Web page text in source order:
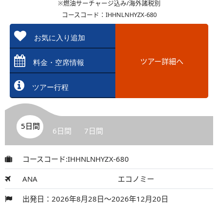
※燃油サーチャージ込み/海外諸税別
コースコード：IHHNLNHYZX-680
お気に入り追加
料金・空席情報
ツアー行程
ツアー詳細へ
5日間 6日間 7日間
コースコード:IHHNLNHYZX-680
ANA エコノミー
出発日：2026年8月28日～2026年12月20日